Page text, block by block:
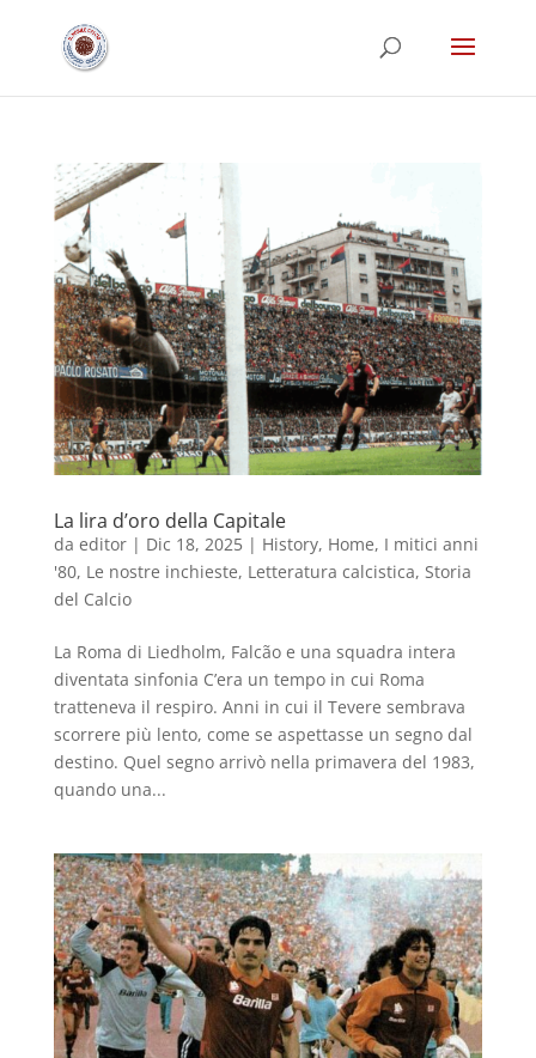
La lira d’oro della Capitale
da editor| Dic 18, 2025| History, Home, I mitici anni
'80, Le nostre inchieste, Letteratura calcistica, Storia
del Calcio
La Roma di Liedholm, Falcão e una squadra intera
diventata sinfonia C’era un tempo in cui Roma
tratteneva il respiro. Anni in cui il Tevere sembrava
scorrere più lento, come se aspettasse un segno dal
destino. Quel segno arrivò nella primavera del 1983,
quando una...